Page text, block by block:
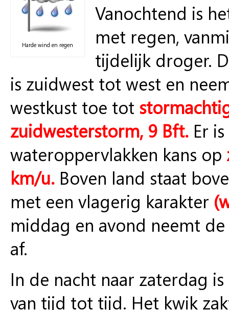
Harde wind en regen
Vanochtend is
met regen,
tijdelijk droger.
is zuidwest tot west en
westkust toe tot
zuidwesterstorm, 9 Bft. Er
wateroppervlakken kans op
km/u. Boven land staat
met een vlagerig karakter
middag en avond neemt
af.
In de nacht naar zaterdag
van tijd tot tijd. Het kwik